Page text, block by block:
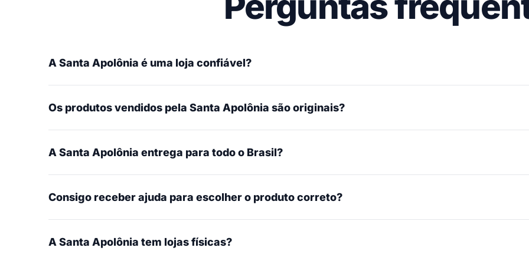
A Santa Apolônia é uma loja confiável?
Os produtos vendidos pela Santa Apolônia são originais?
A Santa Apolônia entrega para todo o Brasil?
Consigo receber ajuda para escolher o produto correto?
A Santa Apolônia tem lojas físicas?